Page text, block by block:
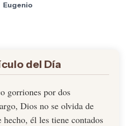
Eugenio
del Día
gorriones por dos
Dios no se olvida de
él les tiene contados